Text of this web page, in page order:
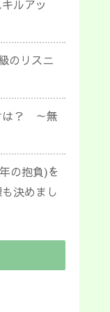
ルアッ
のリスニ
は？ ～無
の抱負)を
決めまし